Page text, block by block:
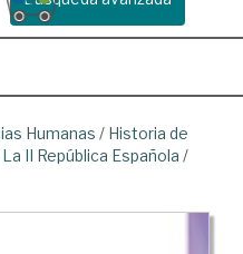
Humanas / Historia de
La II República Española /